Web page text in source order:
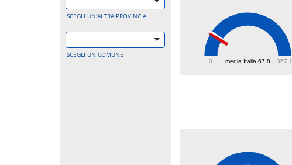
SCEGLI UN'ALTRA PROVINCIA
SCEGLI UN COMUNE
media Italia 67.8
0 367.1